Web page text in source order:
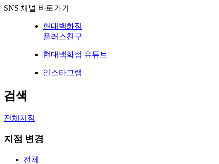
SNS 채널 바로가기
현대백화점
플러스친구
현대백화점 유튜브
인스타그램
검색
전체지점
지점 변경
전체